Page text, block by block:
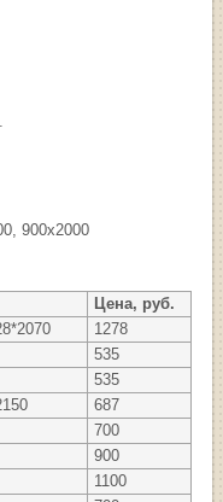
900х2000
Цена, руб.
1278
535
535
687
700
900
1100